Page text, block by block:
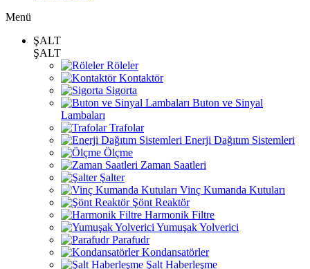
Menü
ŞALT
ŞALT
Röleler
Kontaktör
Sigorta
Buton ve Sinyal
Lambaları
Trafolar
Enerji Dağıtım Sistemleri
Ölçme
Zaman Saatleri
Şalter
Vinç Kumanda Kutuları
Şönt Reaktör
Harmonik Filtre
Yumuşak Yolverici
Parafudr
Kondansatörler
Şalt Haberleşme